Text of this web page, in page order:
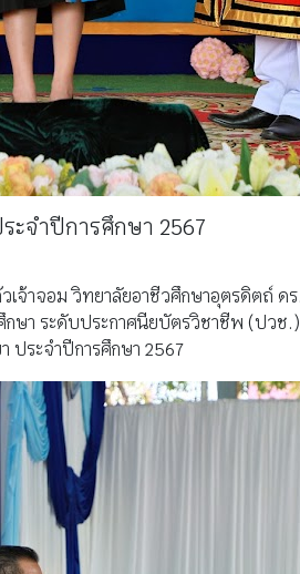
จำปีการศึกษา 2567
จ้าจอม วิทยาลัยอาชีวศึกษาอุตรดิตถ์
ษา ระดับประกาศนียบัตรวิชาชีพ (ปว
ประจำปีการศึกษา 2567